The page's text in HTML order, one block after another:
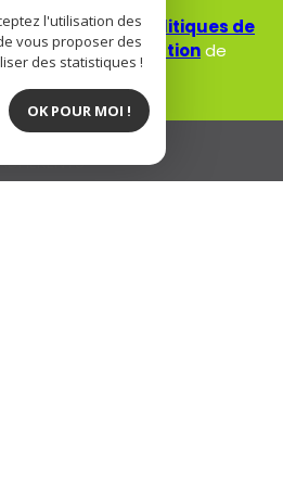
reCAPTCHA, les Politiques de
d'utilisationde
l'utilisation des
vous proposer des
des statistiques !
OK POUR MOI !